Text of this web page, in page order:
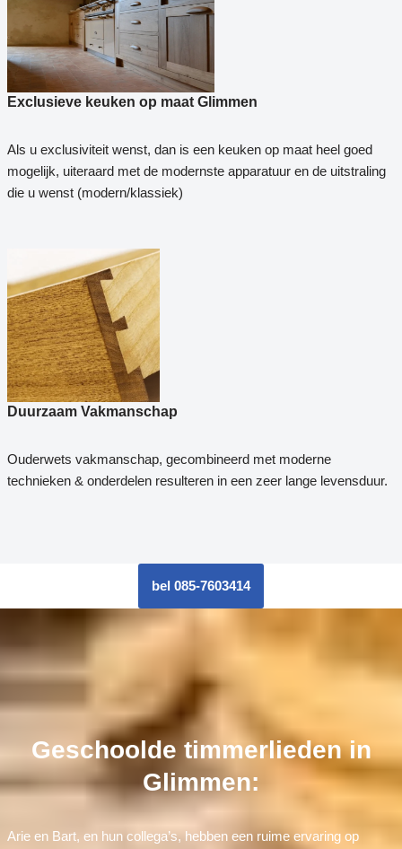
Exclusieve keuken op maat Glimmen
Als u exclusiviteit wenst, dan is een keuken op maat heel goed
mogelijk, uiteraard met de modernste apparatuur en de uitstraling
die u wenst (modern/klassiek)
Duurzaam Vakmanschap
Ouderwets vakmanschap, gecombineerd met moderne
technieken & onderdelen resulteren in een zeer lange levensduur.
bel 085-7603414
Geschoolde timmerlieden in
Glimmen:
Arie en Bart, en hun collega’s, hebben een ruime ervaring op